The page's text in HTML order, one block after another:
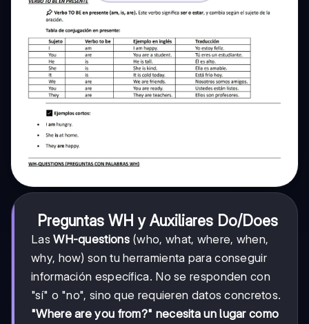
Preguntas WH y Auxiliares Do/Does
LasWH-questions(who, what, where, when,
why, how) son tu herramienta para conseguir
información específica. No se responden con
"sí" o "no", sino que requieren datos concretos.
"Where are you from?" necesita un lugar como